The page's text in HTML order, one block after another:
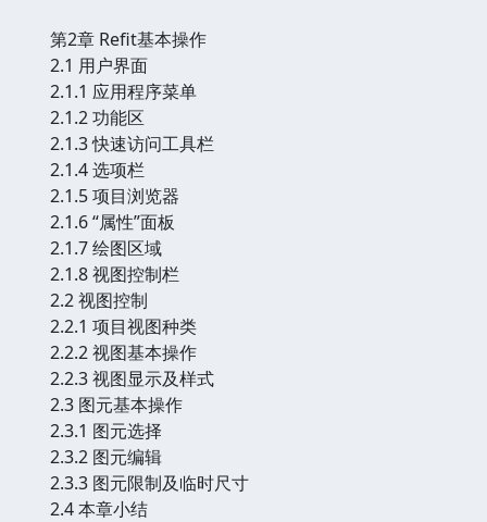
第2章 Refit基本操作
2.1 用户界面
2.1.1 应用程序菜单
2.1.2 功能区
2.1.3 快速访问工具栏
2.1.4 选项栏
2.1.5 项目浏览器
2.1.6 “属性”面板
2.1.7 绘图区域
2.1.8 视图控制栏
2.2 视图控制
2.2.1 项目视图种类
2.2.2 视图基本操作
2.2.3 视图显示及样式
2.3 图元基本操作
2.3.1 图元选择
2.3.2 图元编辑
2.3.3 图元限制及临时尺寸
2.4 本章小结